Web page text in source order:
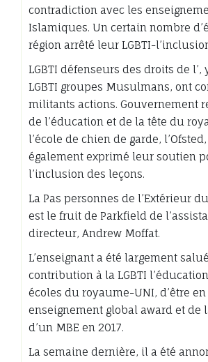
contradiction avec les
Islamiques. Un certain nombre
région arrêté leur LGBTI-
LGBTI défenseurs des droits de l’,
LGBTI groupes Musulmans, ont
militants actions. Gouvernement
de l’éducation et de la tête du
l’école de chien de garde,
également exprimé leur soutien
l’inclusion des leçons.
La Pas personnes de l’Extérieur
est le fruit de Parkfield de
directeur, Andrew Moffat.
L’enseignant a été largement
contribution à la LGBTI
écoles du royaume-UNI, d’être
enseignement global award et de
d’un MBE en 2017.
La semaine dernière, il a été